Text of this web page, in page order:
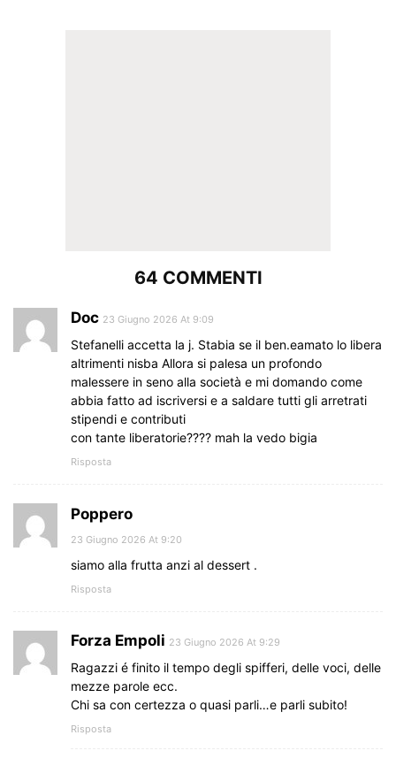
64 COMMENTI
Doc 23 Giugno 2026 At 9:09
Stefanelli accetta la j. Stabia se il ben.eamato lo libera
altrimenti nisba Allora si palesa un profondo
malessere in seno alla società e mi domando come
abbia fatto ad iscriversi e a saldare tutti gli arretrati
stipendi e contributi
con tante liberatorie???? mah la vedo bigia
Risposta
Poppero
23 Giugno 2026 At 9:20
siamo alla frutta anzi al dessert .
Risposta
Forza Empoli 23 Giugno 2026 At 9:29
Ragazzi é finito il tempo degli spifferi, delle voci, delle
mezze parole ecc.
Chi sa con certezza o quasi parli…e parli subito!
Risposta